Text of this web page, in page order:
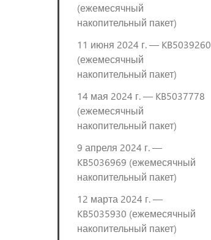
(ежемесячный
накопительный пакет)
11 июня 2024 г. — KB5039260
(ежемесячный
накопительный пакет)
14 мая 2024 г. — KB5037778
(ежемесячный
накопительный пакет)
9 апреля 2024 г. —
KB5036969 (ежемесячный
накопительный пакет)
12 марта 2024 г. —
KB5035930 (ежемесячный
накопительный пакет)